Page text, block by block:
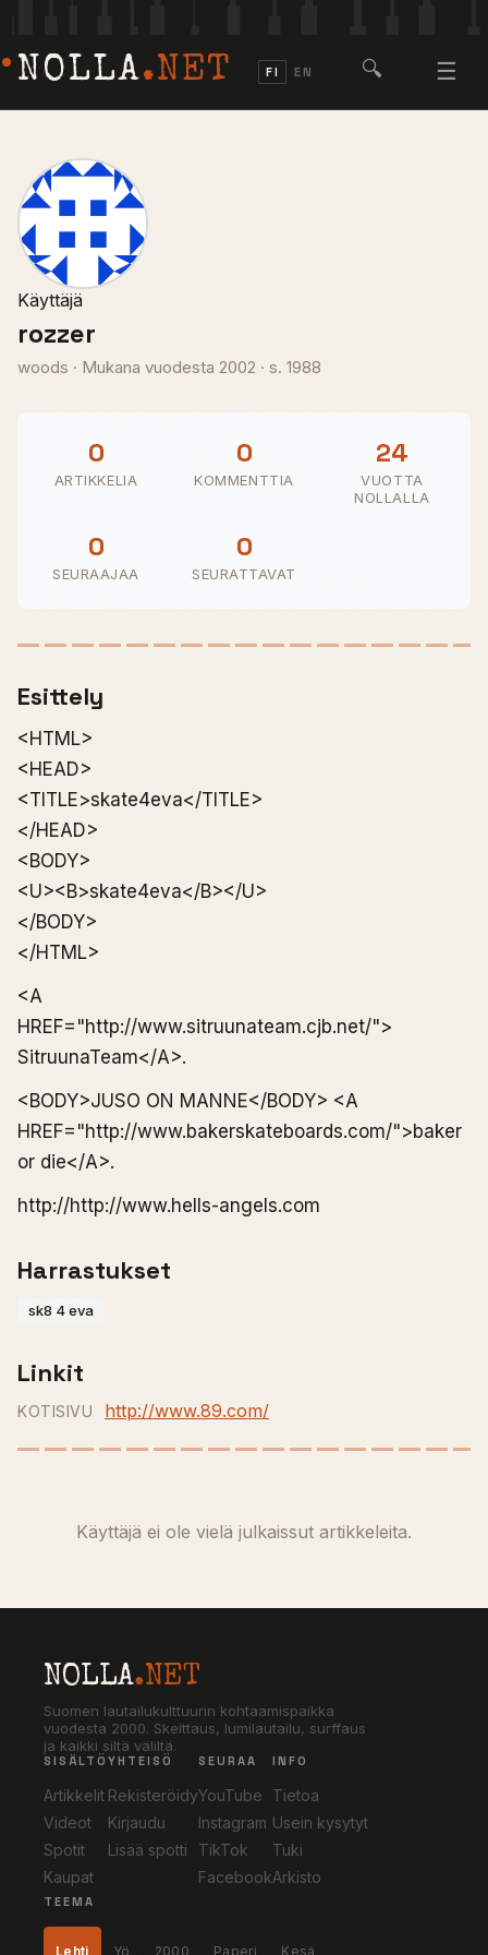
NOLLA.NET FI EN 🔍 ☰
Käyttäjä
rozzer
woods · Mukana vuodesta 2002 · s. 1988
0
ARTIKKELIA
0
KOMMENTTIA
24
VUOTTA
NOLLALLA
0
SEURAAJAA
0
SEURATTAVAT
Esittely
<HTML>
<HEAD>
<TITLE>skate4eva</TITLE>
</HEAD>
<BODY>
<U><B>skate4eva</B></U>
</BODY>
</HTML>
<A
HREF="http://www.sitruunateam.cjb.net/">
SitruunaTeam</A>.
<BODY>JUSO ON MANNE</BODY> <A
HREF="http://www.bakerskateboards.com/">baker
or die</A>.
http://http://www.hells-angels.com
Harrastukset
sk8 4 eva
Linkit
KOTISIVU http://www.89.com/
Käyttäjä ei ole vielä julkaissut artikkeleita.
NOLLA.NET
Suomen lautailukulttuurin kohtaamispaikka
vuodesta 2000. Skeittaus, lumilautailu, surffaus
ja kaikki siltä väliltä.
SISÄLTÖ
Artikkelit
Videot
Spotit
Kaupat
YHTEISÖ
Rekisteröidy
Kirjaudu
Lisää spotti
SEURAA
YouTube
Instagram
TikTok
Facebook
INFO
Tietoa
Usein kysytyt
Tuki
Arkisto
TEEMA
Lehti Yö 2000 Paperi Kesä